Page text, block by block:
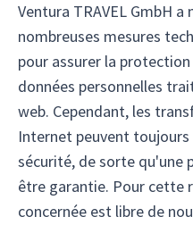
Ventura TRAVEL GmbH
nombreuses mesures
pour assurer la
données personnelles
web. Cependant, les
Internet peuvent
sécurité, de sorte qu'une
être garantie. Pour cette
concernée est libre de